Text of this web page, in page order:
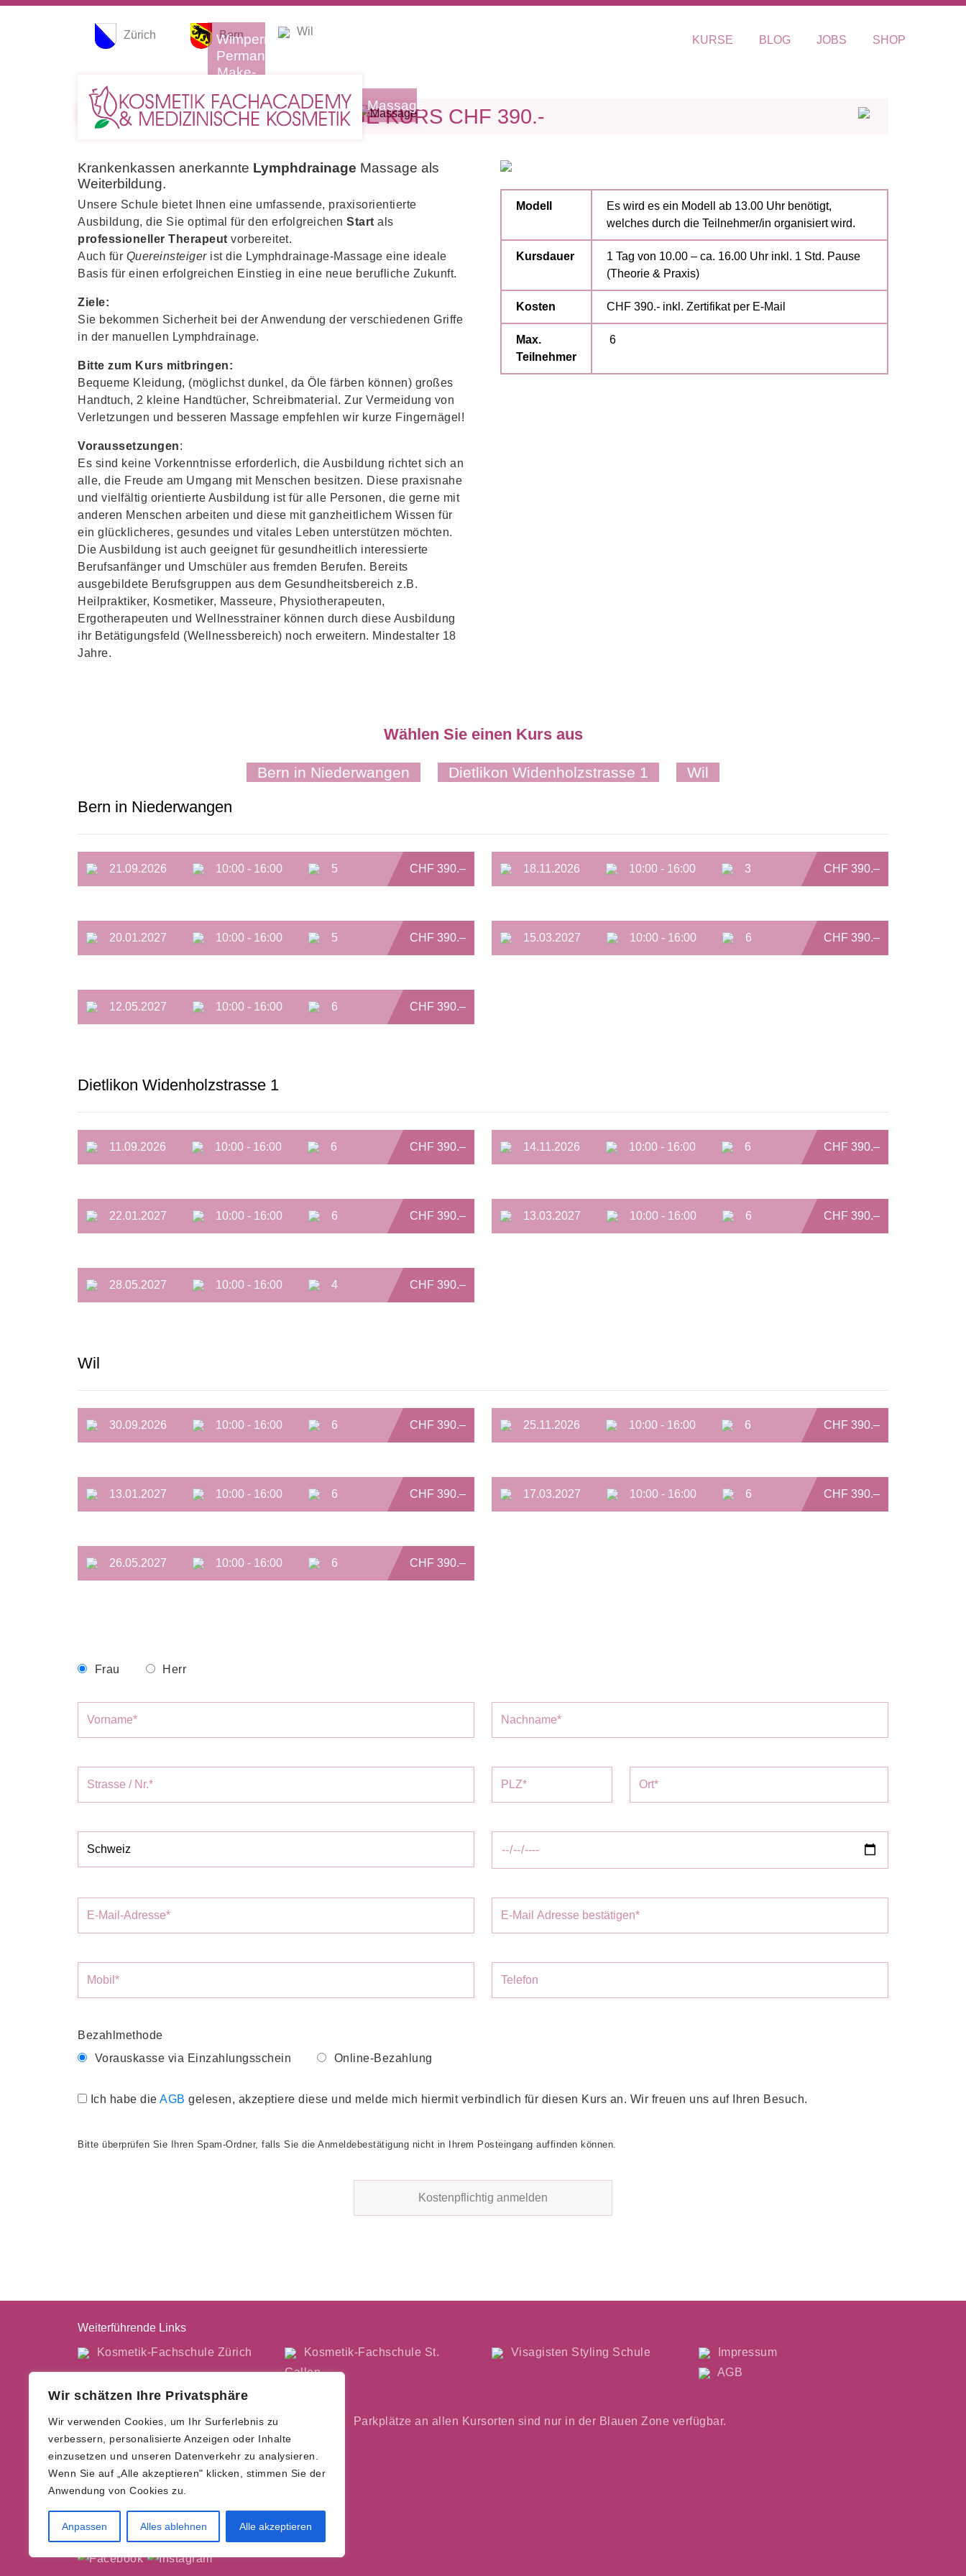
Wir schätzen Ihre Privatsphäre
Wir verwenden Cookies, um Ihr Surferlebnis zu
verbessern, personalisierte Anzeigen oder Inhalte
einzusetzen und unseren Datenverkehr zu analysieren.
Wenn Sie auf „Alle akzeptieren" klicken, stimmen Sie der
Anwendung von Cookies zu.
Anpassen Alles ablehnen Alle akzeptieren
Zürich Bern Wil
KURSE BLOG JOBS SHOP
Nails Pediküre
Wimpern
Permanent
Make-
MicrobladingKosmetik Massage
LYMPHDRAINAGE MASSAGE KURS CHF 390.-
Krankenkassen anerkannte Lymphdrainage Massage als
Weiterbildung.
Unsere Schule bietet Ihnen eine umfassende, praxisorientierte
Ausbildung, die Sie optimal für den erfolgreichen Start als
professioneller Therapeut vorbereitet.
Auch für Quereinsteigerist die Lymphdrainage-Massage eine ideale
Basis für einen erfolgreichen Einstieg in eine neue berufliche Zukunft.
Ziele:
Sie bekommen Sicherheit bei der Anwendung der verschiedenen Griffe
in der manuellen Lymphdrainage.
Bitte zum Kurs mitbringen:
Bequeme Kleidung, (möglichst dunkel, da Öle färben können) großes
Handtuch, 2 kleine Handtücher, Schreibmaterial. Zur Vermeidung von
Verletzungen und besseren Massage empfehlen wir kurze Fingernägel!
Voraussetzungen:
Es sind keine Vorkenntnisse erforderlich, die Ausbildung richtet sich an
alle, die Freude am Umgang mit Menschen besitzen. Diese praxisnahe
und vielfältig orientierte Ausbildung ist für alle Personen, die gerne mit
anderen Menschen arbeiten und diese mit ganzheitlichem Wissen für
ein glücklicheres, gesundes und vitales Leben unterstützen möchten.
Die Ausbildung ist auch geeignet für gesundheitlich interessierte
Berufsanfänger und Umschüler aus fremden Berufen. Bereits
ausgebildete Berufsgruppen aus dem Gesundheitsbereich z.B.
Heilpraktiker, Kosmetiker, Masseure, Physiotherapeuten,
Ergotherapeuten und Wellnesstrainer können durch diese Ausbildung
ihr Betätigungsfeld (Wellnessbereich) noch erweitern. Mindestalter 18
Jahre.
Modell
Es wird es ein Modell ab 13.00 Uhr benötigt,
welches durch die Teilnehmer/in organisiert wird.
Kursdauer
1 Tag von 10.00 – ca. 16.00 Uhr inkl. 1 Std. Pause
(Theorie & Praxis)
Kosten CHF 390.- inkl. Zertifikat per E-Mail
Max.
Teilnehmer
6
Wählen Sie einen Kurs aus
Bern in Niederwangen Dietlikon Widenholzstrasse 1 Wil
Bern in Niederwangen
21.09.2026 10:00 - 16:00 5 CHF 390.– 18.11.2026 10:00 - 16:00 3 CHF 390.–
20.01.2027 10:00 - 16:00 5 CHF 390.– 15.03.2027 10:00 - 16:00 6 CHF 390.–
12.05.2027 10:00 - 16:00 6 CHF 390.–
Dietlikon Widenholzstrasse 1
11.09.2026 10:00 - 16:00 6 CHF 390.– 14.11.2026 10:00 - 16:00 6 CHF 390.–
22.01.2027 10:00 - 16:00 6 CHF 390.– 13.03.2027 10:00 - 16:00 6 CHF 390.–
28.05.2027 10:00 - 16:00 4 CHF 390.–
Wil
30.09.2026 10:00 - 16:00 6 CHF 390.– 25.11.2026 10:00 - 16:00 6 CHF 390.–
13.01.2027 10:00 - 16:00 6 CHF 390.– 17.03.2027 10:00 - 16:00 6 CHF 390.–
26.05.2027 10:00 - 16:00 6 CHF 390.–
Frau Herr
Bezahlmethode
Vorauskasse via Einzahlungsschein
Online-Bezahlung
Ich habe die AGB gelesen, akzeptiere diese und melde mich hiermit verbindlich für diesen Kurs an. Wir freuen uns auf Ihren Besuch.
Bitte überprüfen Sie Ihren Spam-Ordner, falls Sie die Anmeldebestätigung nicht in Ihrem Posteingang auffinden können.
Weiterführende Links
Kosmetik-Fachschule Zürich
Kosmetik-Fachschule St.
Gallen
Visagisten Styling Schule
Impressum
AGB
Wir sind umgezogen. Unsere neue Adresse:
Beauty Swiss Group GmbH
6300 Zug
info@beauty-academy.ch
Parkplätze an allen Kursorten sind nur in der Blauen Zone verfügbar.